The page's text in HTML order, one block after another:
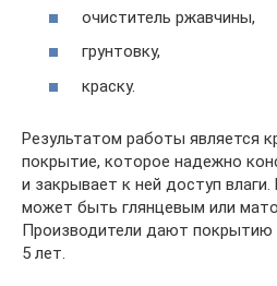
очиститель ржавчины,
грунтовку,
краску.
Результатом работы является
покрытие, которое надежно
и закрывает к ней доступ
может быть глянцевым или
Производители дают покрытию
5 лет.